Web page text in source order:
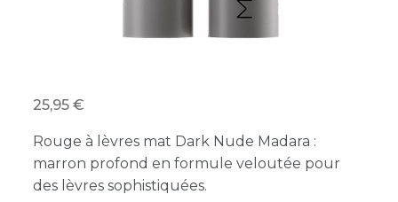
25,95
Rouge à lèvres mat Dark Nude Madara :
marron profond en formule veloutée pour
des lèvres sophistiquées.